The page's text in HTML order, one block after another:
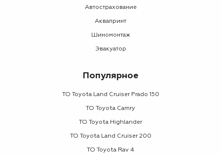
Автострахование
Аквапринт
Шиномонтаж
Эвакуатор
Популярное
ТО Toyota Land Cruiser Prado 150
ТО Toyota Camry
ТО Toyota Highlander
ТО Toyota Land Cruiser 200
ТО Toyota Rav 4